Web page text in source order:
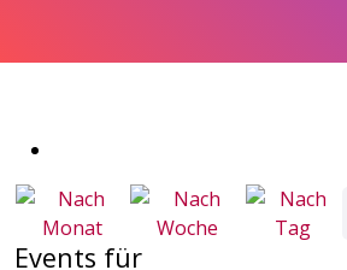
Events für